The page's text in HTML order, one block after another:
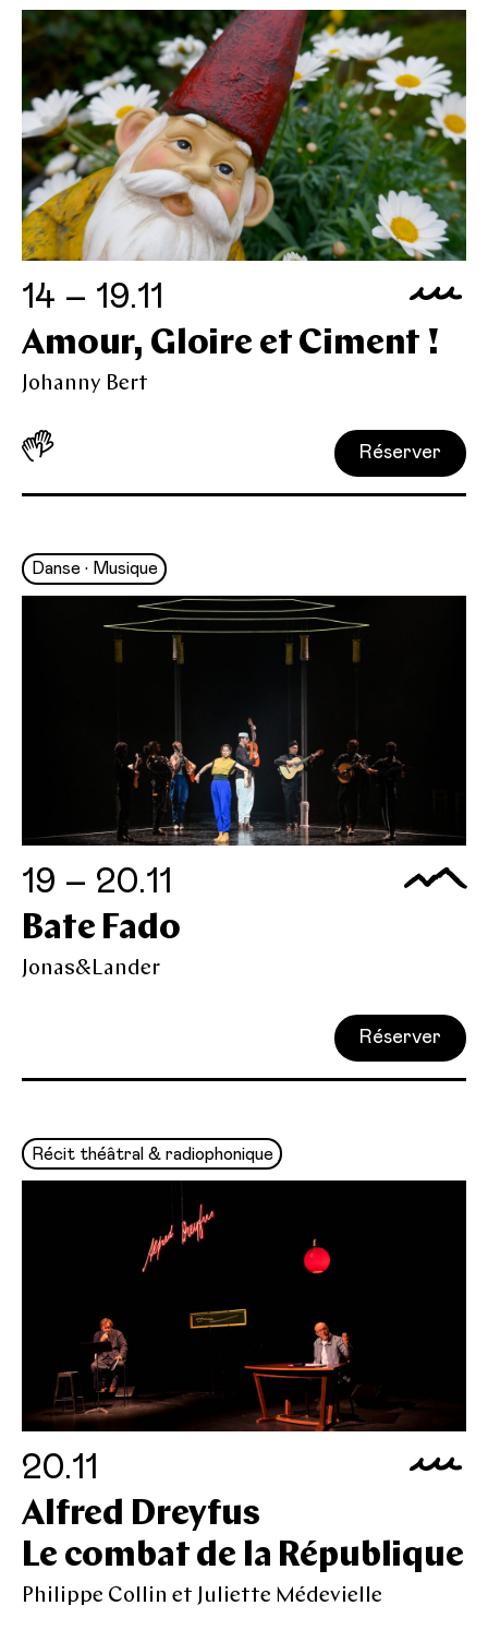
14 – 19.11
Amour, Gloire et Ciment !
Johanny Bert
Réserver
Danse • Musique
19 – 20.11
Bate Fado
Jonas&Lander
Réserver
Récit théâtral & radiophonique
20.11
Alfred Dreyfus
Le combat de la République
Philippe Collin et Juliette Médevielle